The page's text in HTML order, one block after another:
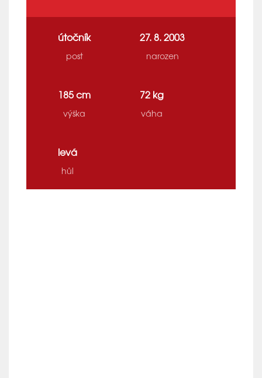
útočník
post
27. 8. 2003
narozen
185 cm
výška
72 kg
váha
levá
hůl